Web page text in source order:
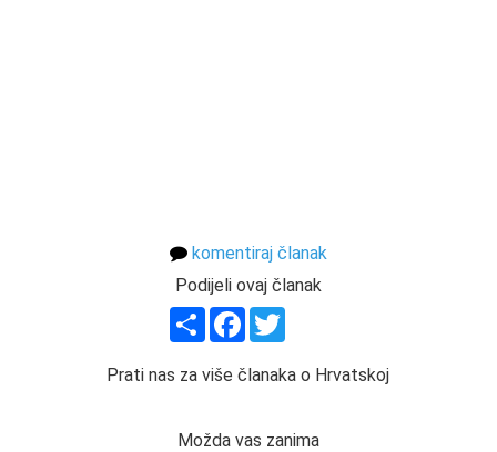
komentiraj članak
Podijeli ovaj članak
ShareFacebook
Prati nas za više članaka o Hrvatskoj
Možda vas zanima